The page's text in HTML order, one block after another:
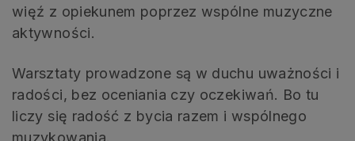
więź z opiekunem poprzez wspólne muzyczne
aktywności.
Warsztaty prowadzone są w duchu uważności i
radości, bez oceniania czy oczekiwań. Bo tu
liczy się radość z bycia razem i wspólnego